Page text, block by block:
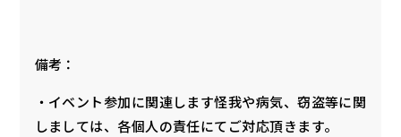
備考：
・イベント参加に関連します怪我や病気、窃盗等に関
しましては、各個人の責任にてご対応頂きます。